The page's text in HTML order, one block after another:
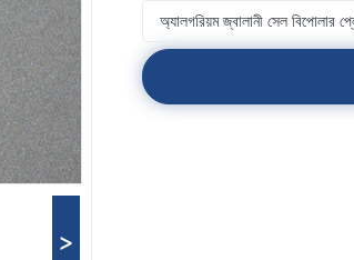
>
অ্যালগরিয়ম জ্বালানী সেল বিপোলার